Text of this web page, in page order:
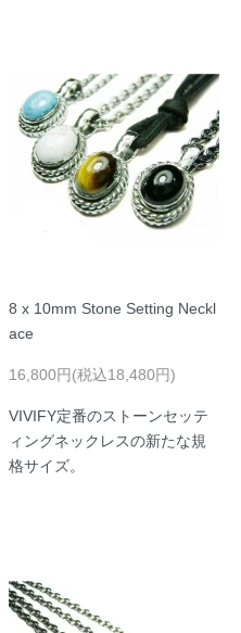
8 x 10mm Stone Setting Neckl
ace
16,800円(税込18,480円)
VIVIFY定番のストーンセッテ
ィングネックレスの新たな規
格サイズ。